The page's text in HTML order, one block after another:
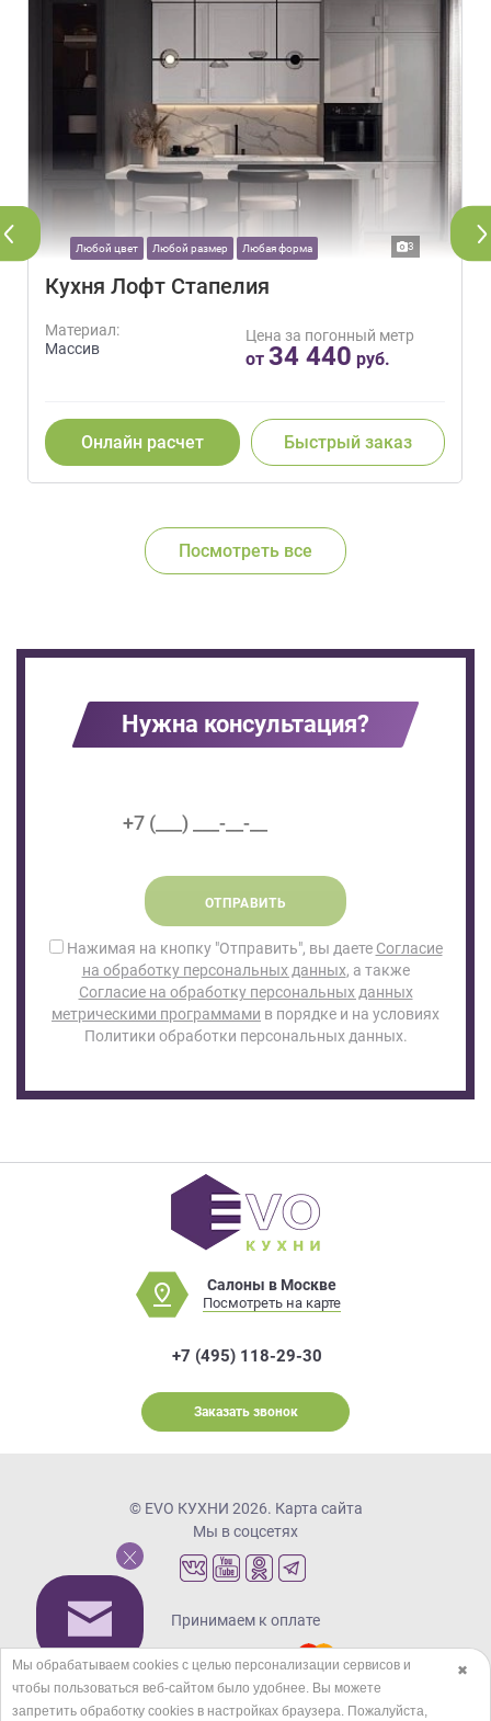
Любой цвет Любой размер Любая форма 3
Кухня Лофт Стапелия
Материал:
Массив
Цена за погонный метр
от 34 440 руб.
Онлайн расчет Быстрый заказ
Посмотреть все
Нужна консультация?
ОТПРАВИТЬ
Нажимая на кнопку "Отправить", вы даете Согласие
на обработку персональных данных, а также
Согласие на обработку персональных данных
метрическими программами в порядке и на условиях
Политики обработки персональных данных.
Салоны в Москве
Посмотреть на карте
+7 (495) 118-29-30
Заказать звонок
© EVO КУХНИ 2026. Карта сайта
Мы в соцсетях
Принимаем к оплате
Кредиты и рассрочка
✖
Мы обрабатываем cookies с целью персонализации сервисов и
чтобы пользоваться веб-сайтом было удобнее. Вы можете
запретить обработку сookies в настройках браузера. Пожалуйста,